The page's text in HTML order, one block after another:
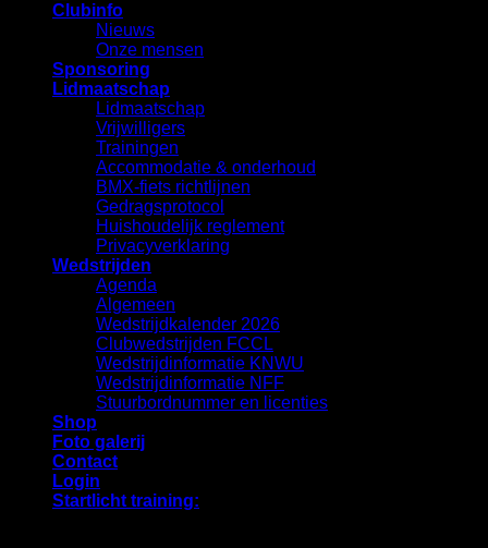
Clubinfo
Nieuws
Onze mensen
Sponsoring
Lidmaatschap
Lidmaatschap
Vrijwilligers
Trainingen
Accommodatie & onderhoud
BMX-fiets richtlijnen
Gedragsprotocol
Huishoudelijk reglement
Privacyverklaring
Wedstrijden
Agenda
Algemeen
Wedstrijdkalender 2026
Clubwedstrijden FCCL
Wedstrijdinformatie KNWU
Wedstrijdinformatie NFF
Stuurbordnummer en licenties
Shop
Foto galerij
Contact
Login
Startlicht training: